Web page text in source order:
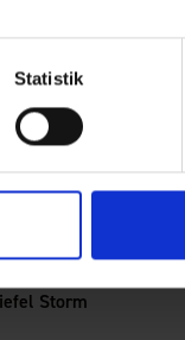
Statistik
Storm